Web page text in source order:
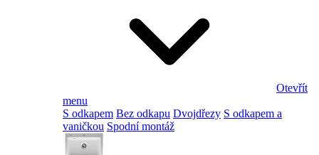
Otevřít
menu
S odkapem Bez odkapu Dvojdřezy S odkapem a
vaničkou Spodní montáž